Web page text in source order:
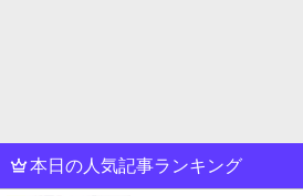
本日の人気記事ランキング